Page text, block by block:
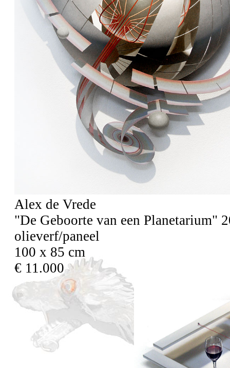
Alex de Vrede
"De Geboorte van een Planetarium"
olieverf/paneel
100 x 85 cm
€ 11.000